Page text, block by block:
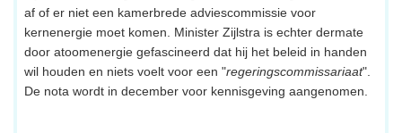
af of er niet een kamerbrede adviescommissie voor
kernenergie moet komen. Minister Zijlstra is echter dermate
door atoomenergie gefascineerd dat hij het beleid in handen
wil houden en niets voelt voor een "regeringscommissariaat".
De nota wordt in december voor kennisgeving aangenomen.